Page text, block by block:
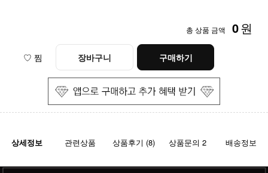
총 상품 금액 0원
♡ 찜 장바구니 구매하기
상세정보 관련상품 상품후기 (8) 상품문의 2 배송정보